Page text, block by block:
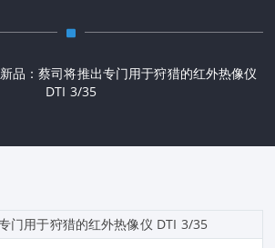
新品：蔡司将推出专门用于狩猎的红外热像仪
DTI 3/35